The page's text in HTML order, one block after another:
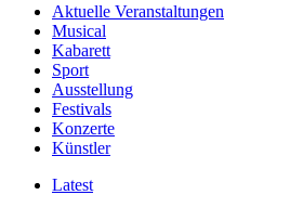
Aktuelle Veranstaltungen
Musical
Kabarett
Sport
Ausstellung
Festivals
Konzerte
Künstler
Latest